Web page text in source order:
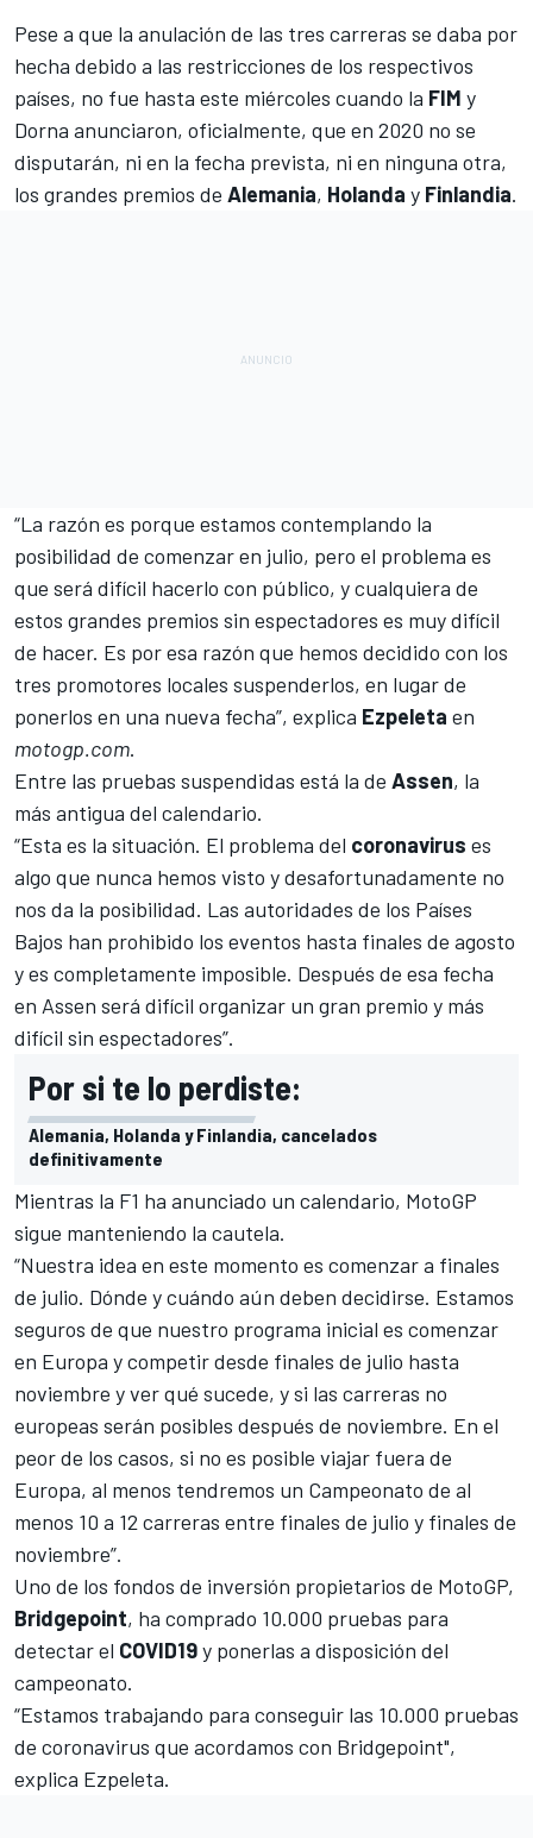
Pese a que la anulación de las tres carreras se daba por
hecha debido a las restricciones de los respectivos
países, no fue hasta este miércoles cuando la FIM y
Dorna anunciaron, oficialmente, que en 2020 no se
disputarán, ni en la fecha prevista, ni en ninguna otra,
los grandes premios de Alemania, Holanda y Finlandia.
“La razón es porque estamos contemplando la
posibilidad de comenzar en julio, pero el problema es
que será difícil hacerlo con público, y cualquiera de
estos grandes premios sin espectadores es muy difícil
de hacer. Es por esa razón que hemos decidido con los
tres promotores locales suspenderlos, en lugar de
ponerlos en una nueva fecha”, explica Ezpeleta en
motogp.com.
Entre las pruebas suspendidas está la de Assen, la
más antigua del calendario.
“Esta es la situación. El problema del coronavirus es
algo que nunca hemos visto y desafortunadamente no
nos da la posibilidad. Las autoridades de los Países
Bajos han prohibido los eventos hasta finales de agosto
y es completamente imposible. Después de esa fecha
en Assen será difícil organizar un gran premio y más
difícil sin espectadores”.
Por si te lo perdiste:
Alemania, Holanda y Finlandia, cancelados
definitivamente
Mientras la F1 ha anunciado un calendario, MotoGP
sigue manteniendo la cautela.
“Nuestra idea en este momento es comenzar a finales
de julio. Dónde y cuándo aún deben decidirse. Estamos
seguros de que nuestro programa inicial es comenzar
en Europa y competir desde finales de julio hasta
noviembre y ver qué sucede, y si las carreras no
europeas serán posibles después de noviembre. En el
peor de los casos, si no es posible viajar fuera de
Europa, al menos tendremos un Campeonato de al
menos 10 a 12 carreras entre finales de julio y finales de
noviembre”.
Uno de los fondos de inversión propietarios de MotoGP,
Bridgepoint, ha comprado 10.000 pruebas para
detectar el COVID19y ponerlas a disposición del
campeonato.
“Estamos trabajando para conseguir las 10.000 pruebas
de coronavirus que acordamos con Bridgepoint",
explica Ezpeleta.